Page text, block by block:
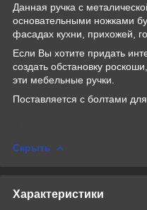
Данная ручка с
основательными ножками
фасадах кухни, прихожей,
Если Вы хотите придать
создать обстановку
эти мебельные ручки.
Поставляется с болтами
Скрыть
Характеристики